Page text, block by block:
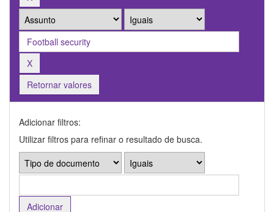
Retornar valores
Adicionar filtros:
Utilizar filtros para refinar o resultado de busca.